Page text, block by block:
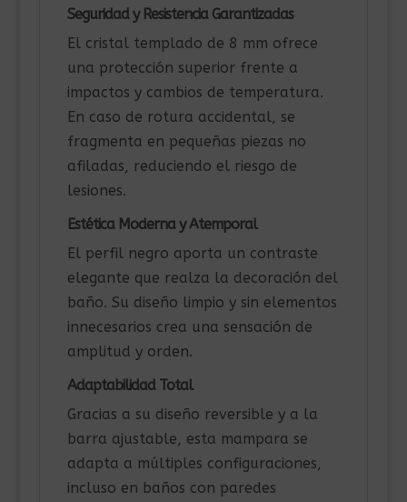
Seguridad y Resistencia Garantizadas
El cristal templado de 8 mm ofrece
una protección superior frente a
impactos y cambios de temperatura.
En caso de rotura accidental, se
fragmenta en pequeñas piezas no
afiladas, reduciendo el riesgo de
lesiones.
Estética Moderna y Atemporal
El perfil negro aporta un contraste
elegante que realza la decoración del
baño. Su diseño limpio y sin elementos
innecesarios crea una sensación de
amplitud y orden.
Adaptabilidad Total
Gracias a su diseño reversible y a la
barra ajustable, esta mampara se
adapta a múltiples configuraciones,
incluso en baños con paredes